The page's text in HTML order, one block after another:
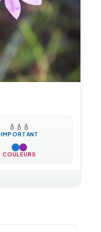
💧 💧 💧
IMPORTANT
COULEURS